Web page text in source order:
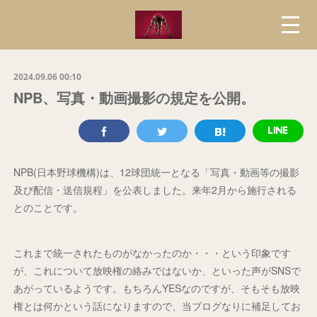
2024.09.06 00:10
NPB、写真・動画撮影の規定を公開。
NPB(日本野球機構)は、12球団統一となる「写真・動画等の撮影
及び配信・送信規程」を公表しました。来年2月から施行される
とのことです。
これまで統一されたものがなかったのか・・・という印象です
が、これについて放映権の絡みではないか、といった声がSNSで
あがっているようです。もちろんYESなのですが、そもそも放映
権とは何かという話になりますので、当ブログなりに補足してお